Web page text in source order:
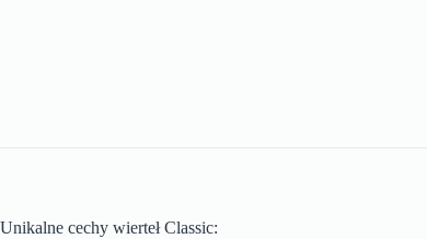
Unikalne cechy wierteł Classic: